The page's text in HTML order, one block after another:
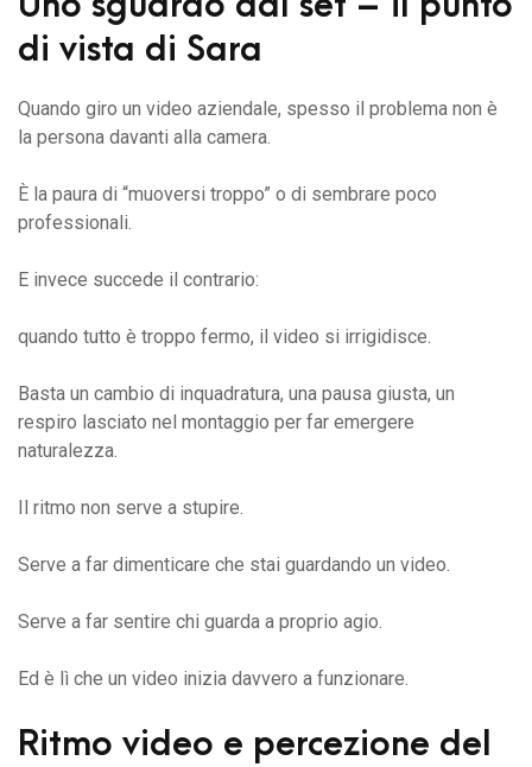
di vista di Sara
Quando giro un video aziendale, spesso il problema non è
la persona davanti alla camera.
È la paura di “muoversi troppo” o di sembrare poco
professionali.
E invece succede il contrario:
quando tutto è troppo fermo, il video si irrigidisce.
Basta un cambio di inquadratura, una pausa giusta, un
respiro lasciato nel montaggio per far emergere
naturalezza.
Il ritmo non serve a stupire.
Serve a far dimenticare che stai guardando un video.
Serve a far sentire chi guarda a proprio agio.
Ed è lì che un video inizia davvero a funzionare.
Ritmo video e percezione del